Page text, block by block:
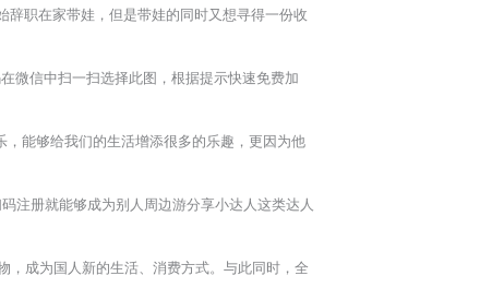
辞职在家带娃，但是带娃的同时又想寻得一份收
微信中扫一扫选择此图，根据提示快速免费加
能够给我们的生活增添很多的乐趣，更因为他
注册就能够成为别人周边游分享小达人这类达人
，成为国人新的生活、消费方式。与此同时，全